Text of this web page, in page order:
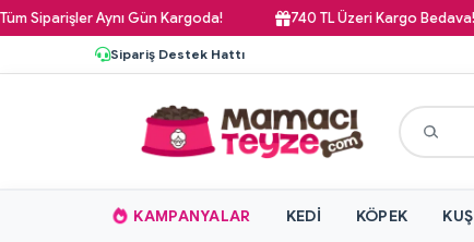
Aynı Gün Kargoda! 740 TL Üzeri Kargo Bedava!
Sipariş Destek Hattı
KAMPANYALAR KEDI KÖPEK KUŞ